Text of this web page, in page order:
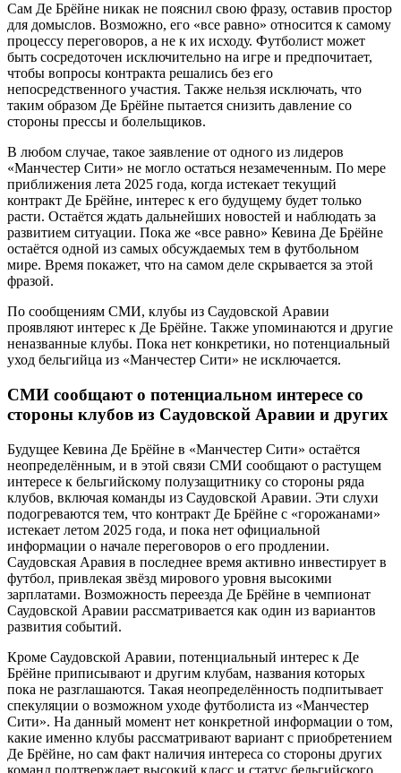
Сам Де Брёйне никак не пояснил свою фразу, оставив простор
для домыслов. Возможно, его «все равно» относится к самому
процессу переговоров, а не к их исходу. Футболист может
быть сосредоточен исключительно на игре и предпочитает,
чтобы вопросы контракта решались без его
непосредственного участия. Также нельзя исключать, что
таким образом Де Брёйне пытается снизить давление со
стороны прессы и болельщиков.
В любом случае, такое заявление от одного из лидеров
«Манчестер Сити» не могло остаться незамеченным. По мере
приближения лета 2025 года, когда истекает текущий
контракт Де Брёйне, интерес к его будущему будет только
расти. Остаётся ждать дальнейших новостей и наблюдать за
развитием ситуации. Пока же «все равно» Кевина Де Брёйне
остаётся одной из самых обсуждаемых тем в футбольном
мире. Время покажет, что на самом деле скрывается за этой
фразой.
По сообщениям СМИ, клубы из Саудовской Аравии
проявляют интерес к Де Брёйне. Также упоминаются и другие
неназванные клубы. Пока нет конкретики, но потенциальный
уход бельгийца из «Манчестер Сити» не исключается.
СМИ сообщают о потенциальном интересе со
стороны клубов из Саудовской Аравии и других
Будущее Кевина Де Брёйне в «Манчестер Сити» остаётся
неопределённым, и в этой связи СМИ сообщают о растущем
интересе к бельгийскому полузащитнику со стороны ряда
клубов, включая команды из Саудовской Аравии. Эти слухи
подогреваются тем, что контракт Де Брёйне с «горожанами»
истекает летом 2025 года, и пока нет официальной
информации о начале переговоров о его продлении.
Саудовская Аравия в последнее время активно инвестирует в
футбол, привлекая звёзд мирового уровня высокими
зарплатами. Возможность переезда Де Брёйне в чемпионат
Саудовской Аравии рассматривается как один из вариантов
развития событий.
Кроме Саудовской Аравии, потенциальный интерес к Де
Брёйне приписывают и другим клубам, названия которых
пока не разглашаются. Такая неопределённость подпитывает
спекуляции о возможном уходе футболиста из «Манчестер
Сити». На данный момент нет конкретной информации о том,
какие именно клубы рассматривают вариант с приобретением
Де Брёйне, но сам факт наличия интереса со стороны других
команд подтверждает высокий класс и статус бельгийского